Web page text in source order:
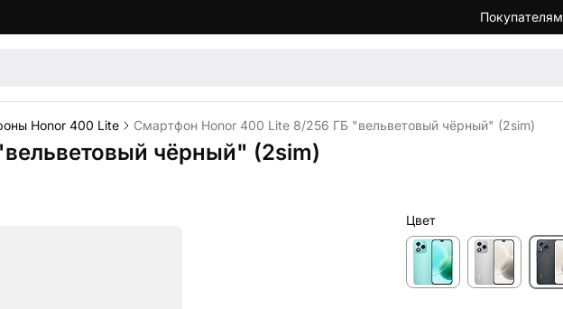
Покупателям
Honor 400 Lite Смартфон Honor 400 Lite 8/256 ГБ "вельветовый чёрный" (2sim)
чёрный" (2sim)
Цвет